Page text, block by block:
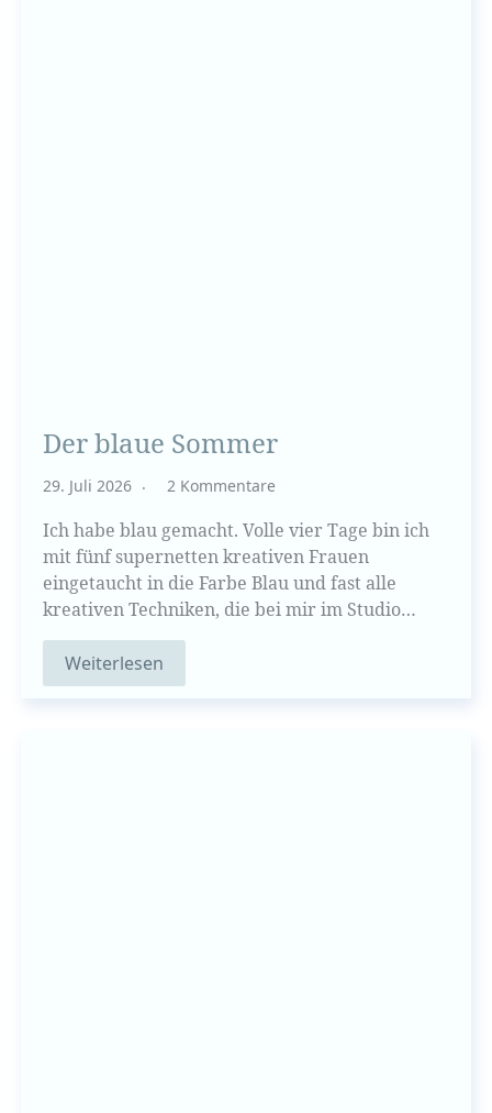
Der blaue Sommer
29. Juli 2026 2 Kommentare
Ich habe blau gemacht. Volle vier Tage bin ich
mit fünf supernetten kreativen Frauen
eingetaucht in die Farbe Blau und fast alle
kreativen Techniken, die bei mir im Studio…
Weiterlesen